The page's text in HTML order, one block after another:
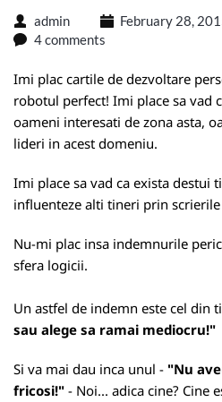
admin February 28,
4 comments
Imi plac cartile de dezvoltare
robotul perfect! Imi place sa vad
oameni interesati de zona asta,
lideri in acest domeniu.
Imi place sa vad ca exista destui
influenteze alti tineri prin scrierile
Nu-mi plac insa indemnurile
sfera logicii.
Un astfel de indemn este cel din
sau alege sa ramai mediocru!"
Si va mai dau inca unul - "Nu
fricosi!" - Noi... adica cine? Cine